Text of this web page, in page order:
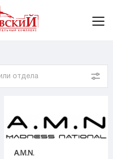
A.M.N.